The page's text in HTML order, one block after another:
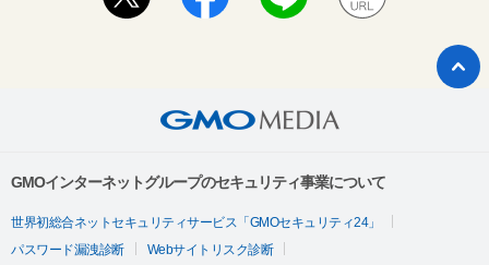
GMOインターネットグループのセキュリティ事業について
世界初総合ネットセキュリティサービス「GMOセキュリティ24」
パスワード漏洩診断
Webサイトリスク診断